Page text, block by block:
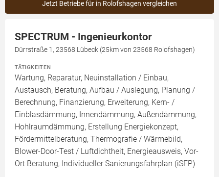
Jetzt Betriebe für in Rolofshagen vergleichen
SPECTRUM - Ingenieurkontor
Dürrstraße 1, 23568 Lübeck (25km von 23568 Rolofshagen)
TÄTIGKEITEN
Wartung, Reparatur, Neuinstallation / Einbau,
Austausch, Beratung, Aufbau / Auslegung, Planung /
Berechnung, Finanzierung, Erweiterung, Kern- /
Einblasdämmung, Innendämmung, Außendämmung,
Hohlraumdämmung, Erstellung Energiekonzept,
Fördermittelberatung, Thermografie / Wärmebild,
Blower-Door-Test / Luftdichtheit, Energieausweis, Vor-
Ort Beratung, Individueller Sanierungsfahrplan (iSFP)